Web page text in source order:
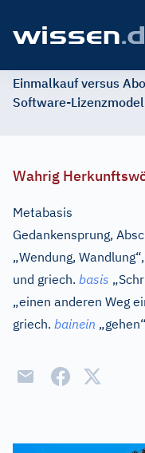
Einmalkauf versus
Software-
Wahrig
Metabasis
Gedankensprung,
„Wendung,
und griech. basis
„einen anderen Weg
griech. bainein „gehen“